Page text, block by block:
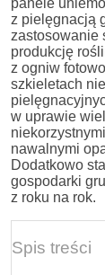
panele
z pielęgnacją
zastosowanie
produkcję
z ogniw
szkieletach
w uprawie
nawalnymi
Dodatkowo
gospodarki
z roku na rok.
Spis treści